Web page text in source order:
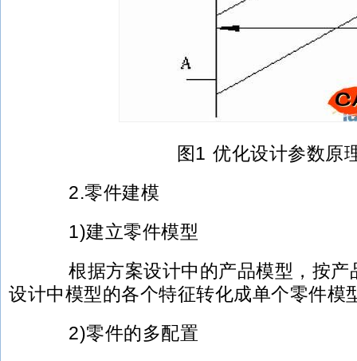
图1 优化设计参数原
2.零件建模
1)建立零件模型
根据方案设计中的产品模型，按产
设计中模型的各个特征转化成单个零件模
2)零件的多配置